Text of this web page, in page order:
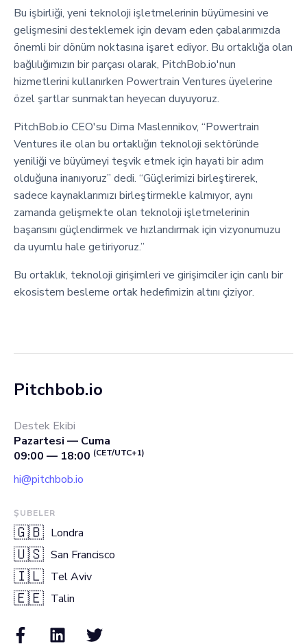
Bu işbirliği, yeni teknoloji işletmelerinin büyümesini ve
gelişmesini desteklemek için devam eden çabalarımızda
önemli bir dönüm noktasına işaret ediyor. Bu ortaklığa olan
bağlılığımızın bir parçası olarak, PitchBob.io'nun
hizmetlerini kullanırken Powertrain Ventures üyelerine
özel şartlar sunmaktan heyecan duyuyoruz.
PitchBob.io CEO'su Dima Maslennikov, “Powertrain
Ventures ile olan bu ortaklığın teknoloji sektöründe
yeniliği ve büyümeyi teşvik etmek için hayati bir adım
olduğuna inanıyoruz” dedi. “Güçlerimizi birleştirerek,
sadece kaynaklarımızı birleştirmekle kalmıyor, aynı
zamanda gelişmekte olan teknoloji işletmelerinin
başarısını güçlendirmek ve hızlandırmak için vizyonumuzu
da uyumlu hale getiriyoruz.”
Bu ortaklık, teknoloji girişimleri ve girişimciler için canlı bir
ekosistem besleme ortak hedefimizin altını çiziyor.
Pitchbob.io
Destek Ekibi
Pazartesi — Cuma
09:00 — 18:00 (CET/UTC+1)
hi@pitchbob.io
ŞUBELER
🇬🇧 Londra
🇺🇸 San Francisco
🇮🇱 Tel Aviv
🇪🇪 Talin